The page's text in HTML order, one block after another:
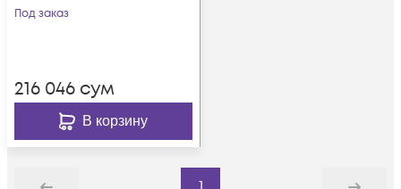
Под заказ
216 046 сум
В корзину